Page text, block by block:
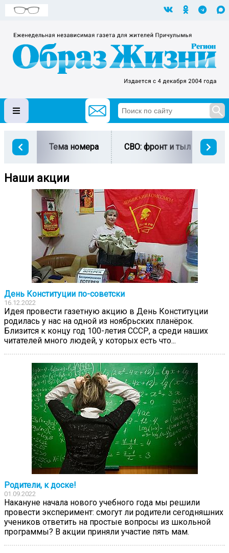
Тема номера СВО: фронт и тыл
Наши акции
День Конституции по-советски
16.12.2022
Идея провести газетную акцию в День Конституции
родилась у нас на одной из ноябрьских планёрок.
Близится к концу год 100-летия СССР, а среди наших
читателей много людей, у которых есть что...
Родители, к доске!
01.09.2022
Накануне начала нового учебного года мы решили
провести эксперимент: смогут ли родители сегодняшних
учеников ответить на простые вопросы из школьной
программы? В акции приняли участие пять мам.